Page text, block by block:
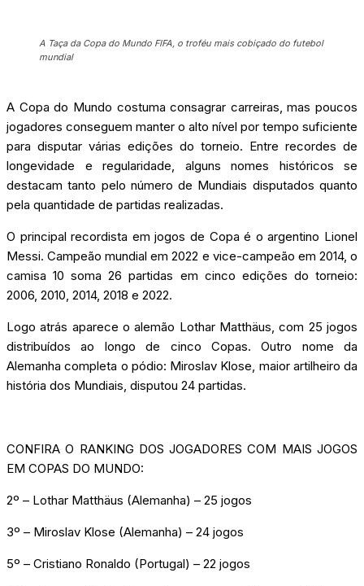
A Taça da Copa do Mundo FIFA, o troféu mais cobiçado do futebol
mundial
A Copa do Mundo costuma consagrar carreiras, mas poucos
jogadores conseguem manter o alto nível por tempo suficiente
para disputar várias edições do torneio. Entre recordes de
longevidade e regularidade, alguns nomes históricos se
destacam tanto pelo número de Mundiais disputados quanto
pela quantidade de partidas realizadas.
O principal recordista em jogos de Copa é o argentino Lionel
Messi. Campeão mundial em 2022 e vice-campeão em 2014, o
camisa 10 soma 26 partidas em cinco edições do torneio:
2006, 2010, 2014, 2018 e 2022.
Logo atrás aparece o alemão Lothar Matthäus, com 25 jogos
distribuídos ao longo de cinco Copas. Outro nome da
Alemanha completa o pódio: Miroslav Klose, maior artilheiro da
história dos Mundiais, disputou 24 partidas.
CONFIRA O RANKING DOS JOGADORES COM MAIS JOGOS
EM COPAS DO MUNDO:
2º – Lothar Matthäus (Alemanha) – 25 jogos
3º – Miroslav Klose (Alemanha) – 24 jogos
5º – Cristiano Ronaldo (Portugal) – 22 jogos